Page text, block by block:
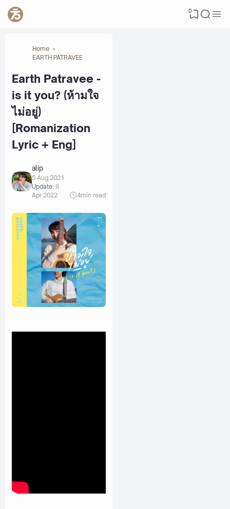
0
Home
EARTH PATRAVEE
Earth Patravee -
is it you? (ห้ามใจ
ไม่อยู่)
[Romanization
Lyric + Eng]
alip
5 Aug 2021
Update: 6
Apr 2022
4min read